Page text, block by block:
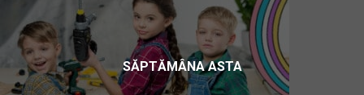
SĂPTĂMÂNA ASTA